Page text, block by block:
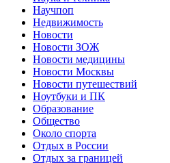
Научпоп
Недвижимость
Новости
Новости ЗОЖ
Новости медицины
Новости Москвы
Новости путешествий
Ноутбуки и ПК
Образование
Общество
Около спорта
Отдых в России
Отдых за границей